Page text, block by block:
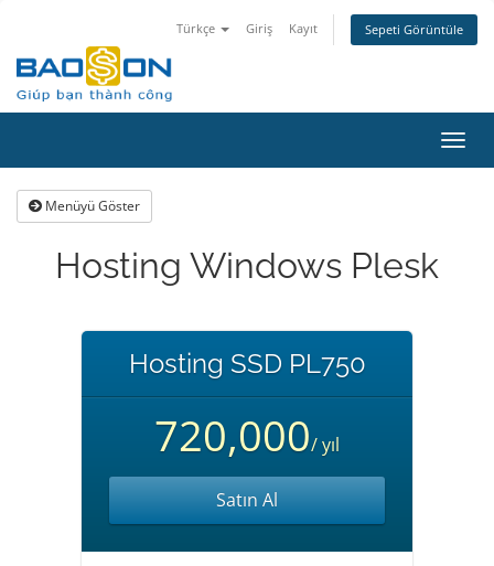
Türkçe Giriş Kayıt Sepeti Görüntüle
Menüyü Göster
Hosting Windows Plesk
Hosting SSD PL750
720,000/ yıl
Satın Al